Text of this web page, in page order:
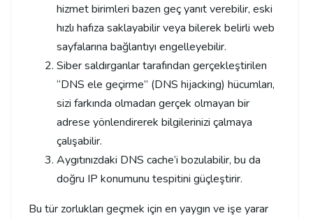
hizmet birimleri bazen geç yanıt verebilir, eski
hızlı hafıza saklayabilir veya bilerek belirli web
sayfalarına bağlantıyı engelleyebilir.
Siber saldırganlar tarafından gerçekleştirilen
“DNS ele geçirme” (DNS hijacking) hücumları,
sizi farkında olmadan gerçek olmayan bir
adrese yönlendirerek bilgilerinizi çalmaya
çalışabilir.
Aygıtınızdaki DNS cache’i bozulabilir, bu da
doğru IP konumunu tespitini güçleştirir.
Bu tür zorlukları geçmek için en yaygın ve işe yarar